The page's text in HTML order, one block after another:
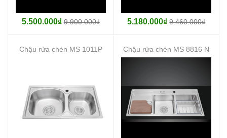
5.500.000₫9.900.000₫ 5.180.000₫9.460.000₫
Chậu rửa chén MS 1011P Chậu rửa chén MS 8816 N